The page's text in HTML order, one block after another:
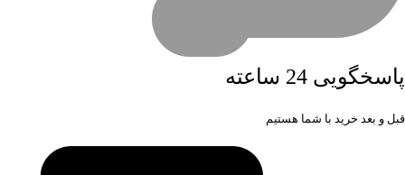
پاسخگویی 24 ساعته
قبل و بعد خرید با شما هستیم